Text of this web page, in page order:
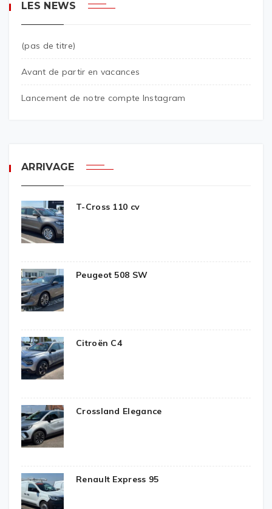
LES NEWS
(pas de titre)
Avant de partir en vacances
Lancement de notre compte Instagram
ARRIVAGE
T-Cross 110 cv
Peugeot 508 SW
Citroën C4
Crossland Elegance
Renault Express 95